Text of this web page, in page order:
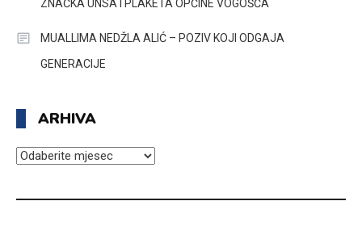
ZNAČKA UNSA I PLAKETA OPĆINE VOGOŠĆA
MUALLIMA NEDŽLA ALIĆ – POZIV KOJI ODGAJA
GENERACIJE
ARHIVA
ARHIVA